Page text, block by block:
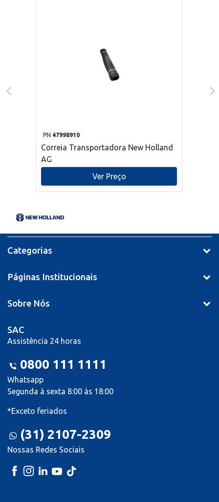
PN 47998910
Correia Transportadora New Holland
AG
Ver Preço
Categorias
Páginas Institucionais
Sobre Nós
SAC
Assistência 24 horas
0800 111 1111
Whatsapp
Segunda à sexta 8:00 às 18:00
*Exceto feriados
(31) 2107-2309
Nossas Redes Sociais